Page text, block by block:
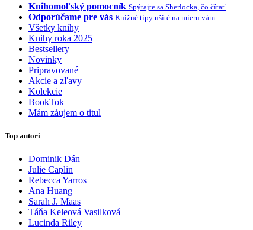
Knihomoľský pomocník Spýtajte sa Sherlocka, čo čítať
Odporúčame pre vás Knižné tipy ušité na mieru vám
Všetky knihy
Knihy roka 2025
Bestsellery
Novinky
Pripravované
Akcie a zľavy
Kolekcie
BookTok
Mám záujem o titul
Top autori
Dominik Dán
Julie Caplin
Rebecca Yarros
Ana Huang
Sarah J. Maas
Táňa Keleová Vasilková
Lucinda Riley